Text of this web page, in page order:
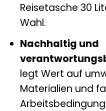
Reisetasche 30
Wahl.
Nachhaltig und
legt Wert auf
Materialien und